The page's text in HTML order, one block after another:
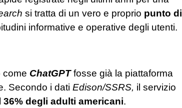
si tratta di un vero e proprio punto di
informative e operative degli utenti.
come ChatGPTfosse già la piattaforma
Secondo i dati Edison/SSRS, il servizio
36% degli adulti americani.